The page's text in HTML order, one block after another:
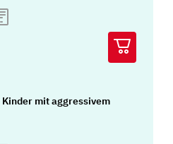
mit aggressivem